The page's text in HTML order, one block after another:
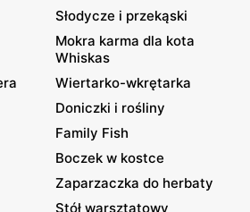
Słodycze i przekąski
Mokra karma dla kota
Whiskas
Wiertarko-wkrętarka
Doniczki i rośliny
Family Fish
Boczek w kostce
Zaparzaczka do herbaty
Stół warsztatowy